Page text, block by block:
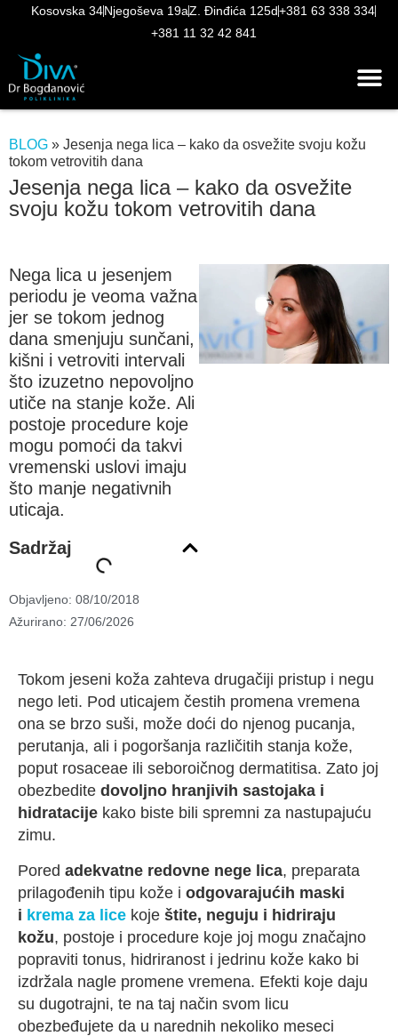
Kosovska 34Njegoševa 19aZ. Đinđića 125d+381 63 338 334
+381 11 32 42 841
BLOG » Jesenja nega lica – kako da osvežite svoju kožu
tokom vetrovitih dana
Jesenja nega lica – kako da osvežite
svoju kožu tokom vetrovitih dana
Nega lica u jesenjem
periodu je veoma važna
jer se tokom jednog
dana smenjuju sunčani,
kišni i vetroviti intervali
što izuzetno nepovoljno
utiče na stanje kože. Ali
postoje procedure koje
mogu pomoći da takvi
vremenski uslovi imaju
što manje negativnih
uticaja.
Sadržaj
Objavljeno: 08/10/2018
Ažurirano: 27/06/2026
Tokom jeseni koža zahteva drugačiji pristup i negu
nego leti. Pod uticajem čestih promena vremena
ona se brzo suši, može doći do njenog pucanja,
perutanja, ali i pogoršanja različitih stanja kože,
poput rosaceae ili seboroičnog dermatitisa. Zato joj
obezbedite dovoljno hranjivih sastojaka i
hidratacije kako biste bili spremni za nastupajuću
zimu.
Pored adekvatne redovne nege lica, preparata
prilagođenih tipu kože i odgovarajućih maski
i krema za lice koje štite, neguju i hidriraju
kožu, postoje i procedure koje joj mogu značajno
popraviti tonus, hidriranost i jedrinu kože kako bi
izdržala nagle promene vremena. Efekti koje daju
su dugotrajni, te na taj način svom licu
obezbeđujete da u narednih nekoliko meseci